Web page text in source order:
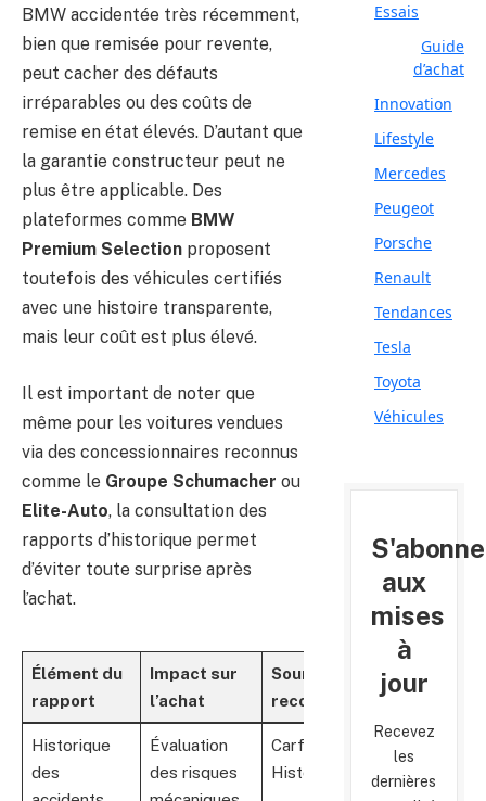
BMW accidentée très récemment,
bien que remisée pour revente,
peut cacher des défauts
irréparables ou des coûts de
remise en état élevés. D’autant que
la garantie constructeur peut ne
plus être applicable. Des
plateformes comme BMW
Premium Selection proposent
toutefois des véhicules certifiés
avec une histoire transparente,
mais leur coût est plus élevé.
Il est important de noter que
même pour les voitures vendues
via des concessionnaires reconnus
comme le Groupe Schumacher ou
Elite-Auto, la consultation des
rapports d’historique permet
d’éviter toute surprise après
l’achat.
Élément du
rapport
Impact sur
l’achat
Source
recommandée
Historique
des
Évaluation
des risques
Carfax,
Histovec
Essais
Guide
d’achat
Innovation
Lifestyle
Mercedes
Peugeot
Porsche
Renault
Tendances
Tesla
Toyota
Véhicules
aux
mises
à
jour
Recevez
les
dernières